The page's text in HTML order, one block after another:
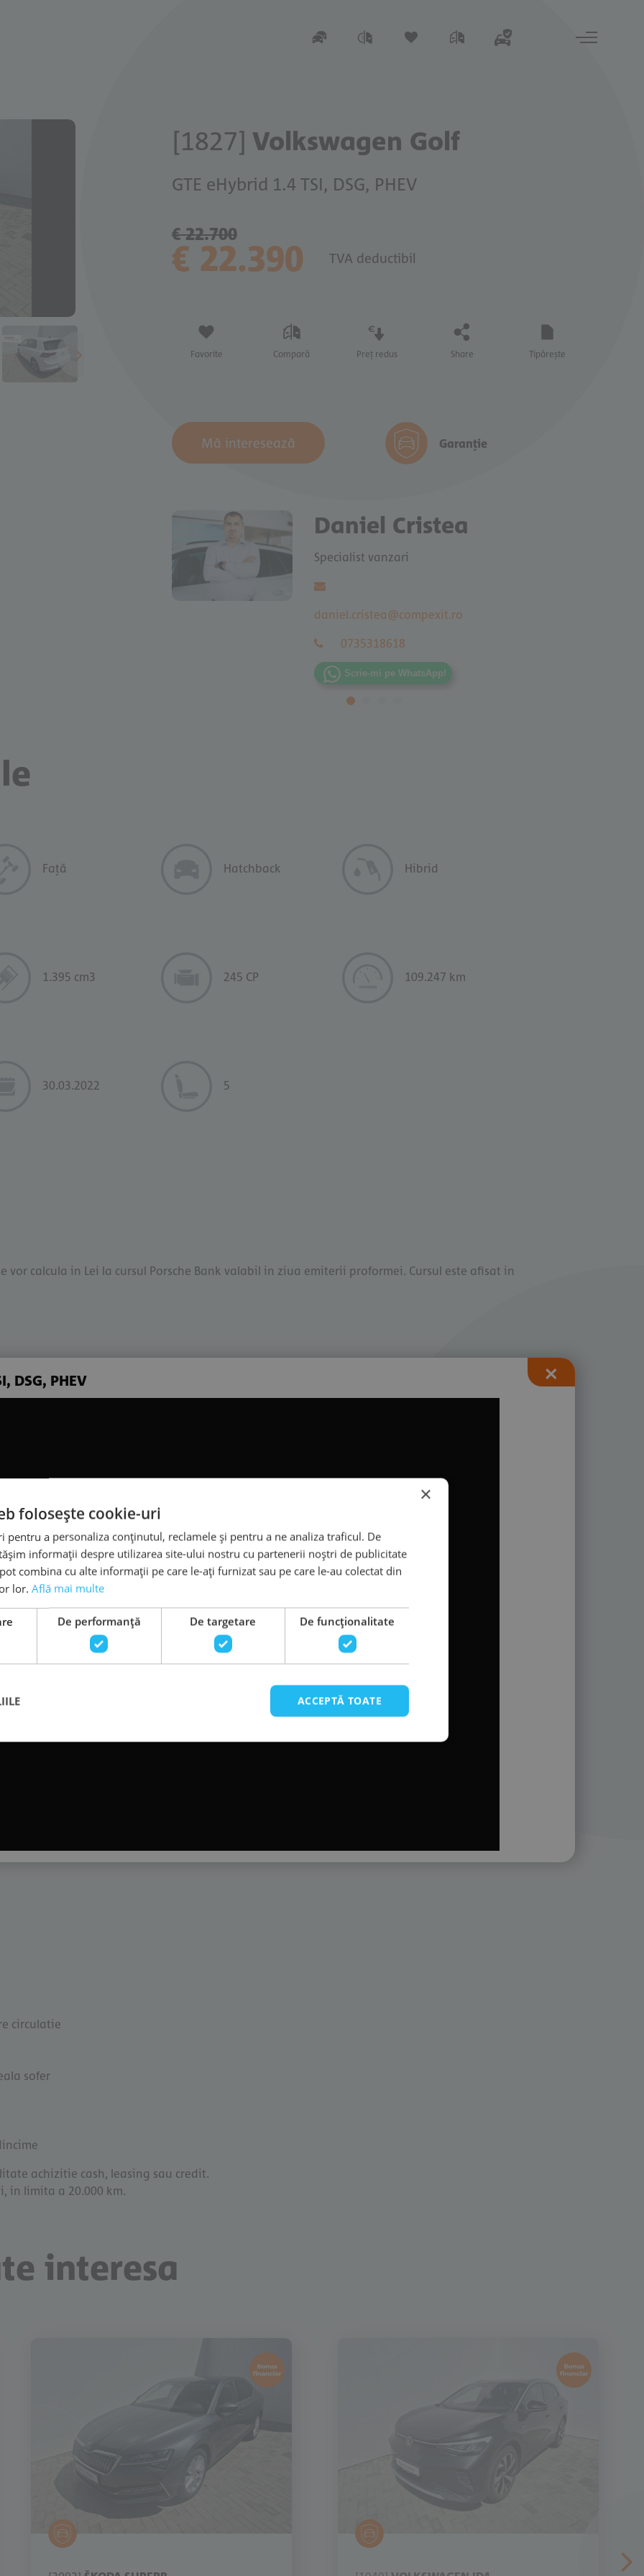
[1827] Volkswagen Golf
GTE eHybrid 1.4 TSI, DSG, PHEV
€ 22.700
€ 22.390 TVA deductibil
Favorite Compară Preț redus Share Tipărește
Mă interesează Garanție
GTE eHybrid 1.4 TSI, DSG,
PHEV
€ 22.390
TVA deductibil
Daniel Cristea
Specialist vanzari
daniel.cristea@compexit.ro
0735318618
Scrie-mi pe WhatsApp!
Față Hatchback Hibrid
1.395 cm3 245 CP 109.247 km
30.03.2022 5
vor calcula in Lei la cursul Porsche Bank valabil in ziua emiterii proformei. Cursul este afisat in
mers
de mers
pe inaltime
circulatie
sofer
achizitie cash, leasing sau credit.
in limita a 20.000 km.
interesa
×
DSG, PHEV ×
×
folosește cookie-uri
pentru a personaliza conținutul, reclamele și pentru a ne analiza traficul. De
informații despre utilizarea site-ului nostru cu partenerii noștri de publicitate
combina cu alte informații pe care le-ați furnizat sau pe care le-au colectat din
lor. Află mai multe
De performanță De targetare De funcţionalitate
ACCEPTĂ TOATE